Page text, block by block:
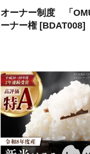
オーナー制度 「
ーナー権 [BDAT008]